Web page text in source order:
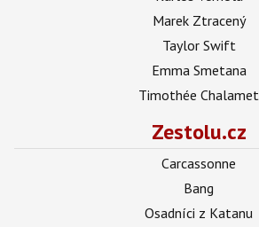
Marek Ztracený
Taylor Swift
Emma Smetana
Timothée Chalamet
Zestolu.cz
Carcassonne
Bang
Osadníci z Katanu